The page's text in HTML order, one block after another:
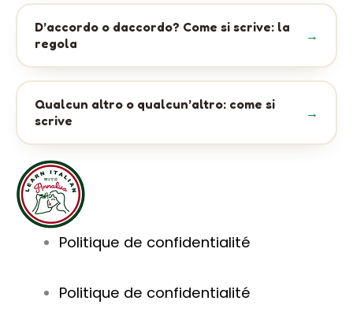
D’accordo o daccordo? Come si scrive: la
regola
Qualcun altro o qualcun’altro: come si
scrive
Politique de confidentialité
Politique de confidentialité